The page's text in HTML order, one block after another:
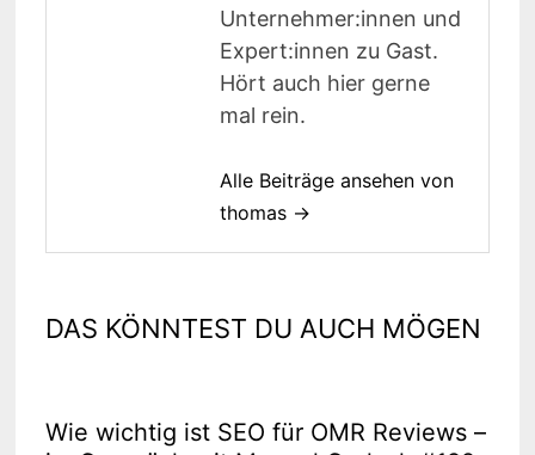
Unternehmer:innen und
Expert:innen zu Gast.
Hört auch hier gerne
mal rein.
Alle Beiträge ansehen von
thomas →
DAS KÖNNTEST DU AUCH MÖGEN
Wie wichtig ist SEO für OMR Reviews –